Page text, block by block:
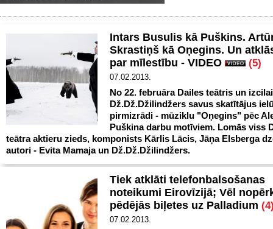
Intars Busulis kā Puškins.
Skrastiņš kā Oņegins. Un
par mīlestību - VIDEO
(5)
07.02.2013.
No 22. februāra Dailes teātris un
Dž.Dž.Džilindžers savus skatītājus
pirmizrādi - mūziklu "Oņegins" pēc
Puškina darbu motīviem. Lomās viss
teātra aktieru zieds, komponists Kārlis Lācis, Jāņa Elsberga
autori - Evita Mamaja un Dž.Dž.Džilindžers.
Tiek atklāti telefonbalsošanas
noteikumi Eirovīzijā; Vēl
pēdējās biļetes uz Palladium
07.02.2013.